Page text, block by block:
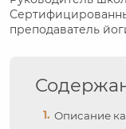
преподаватель
Описание